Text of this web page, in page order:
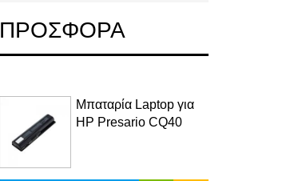
ΠΡΟΣΦΟΡΑ
Μπαταρία Laptop για
HP Presario CQ40